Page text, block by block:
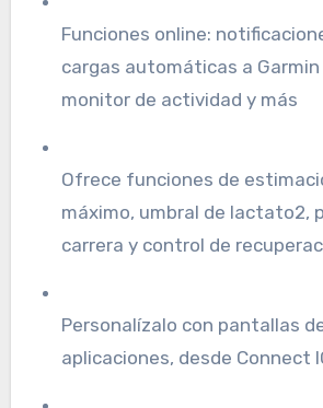
Funciones online:
cargas automáticas a
monitor de actividad y más
Ofrece funciones de
máximo, umbral de lactato2,
carrera y control de
Personalízalo con pantallas
aplicaciones, desde Connect